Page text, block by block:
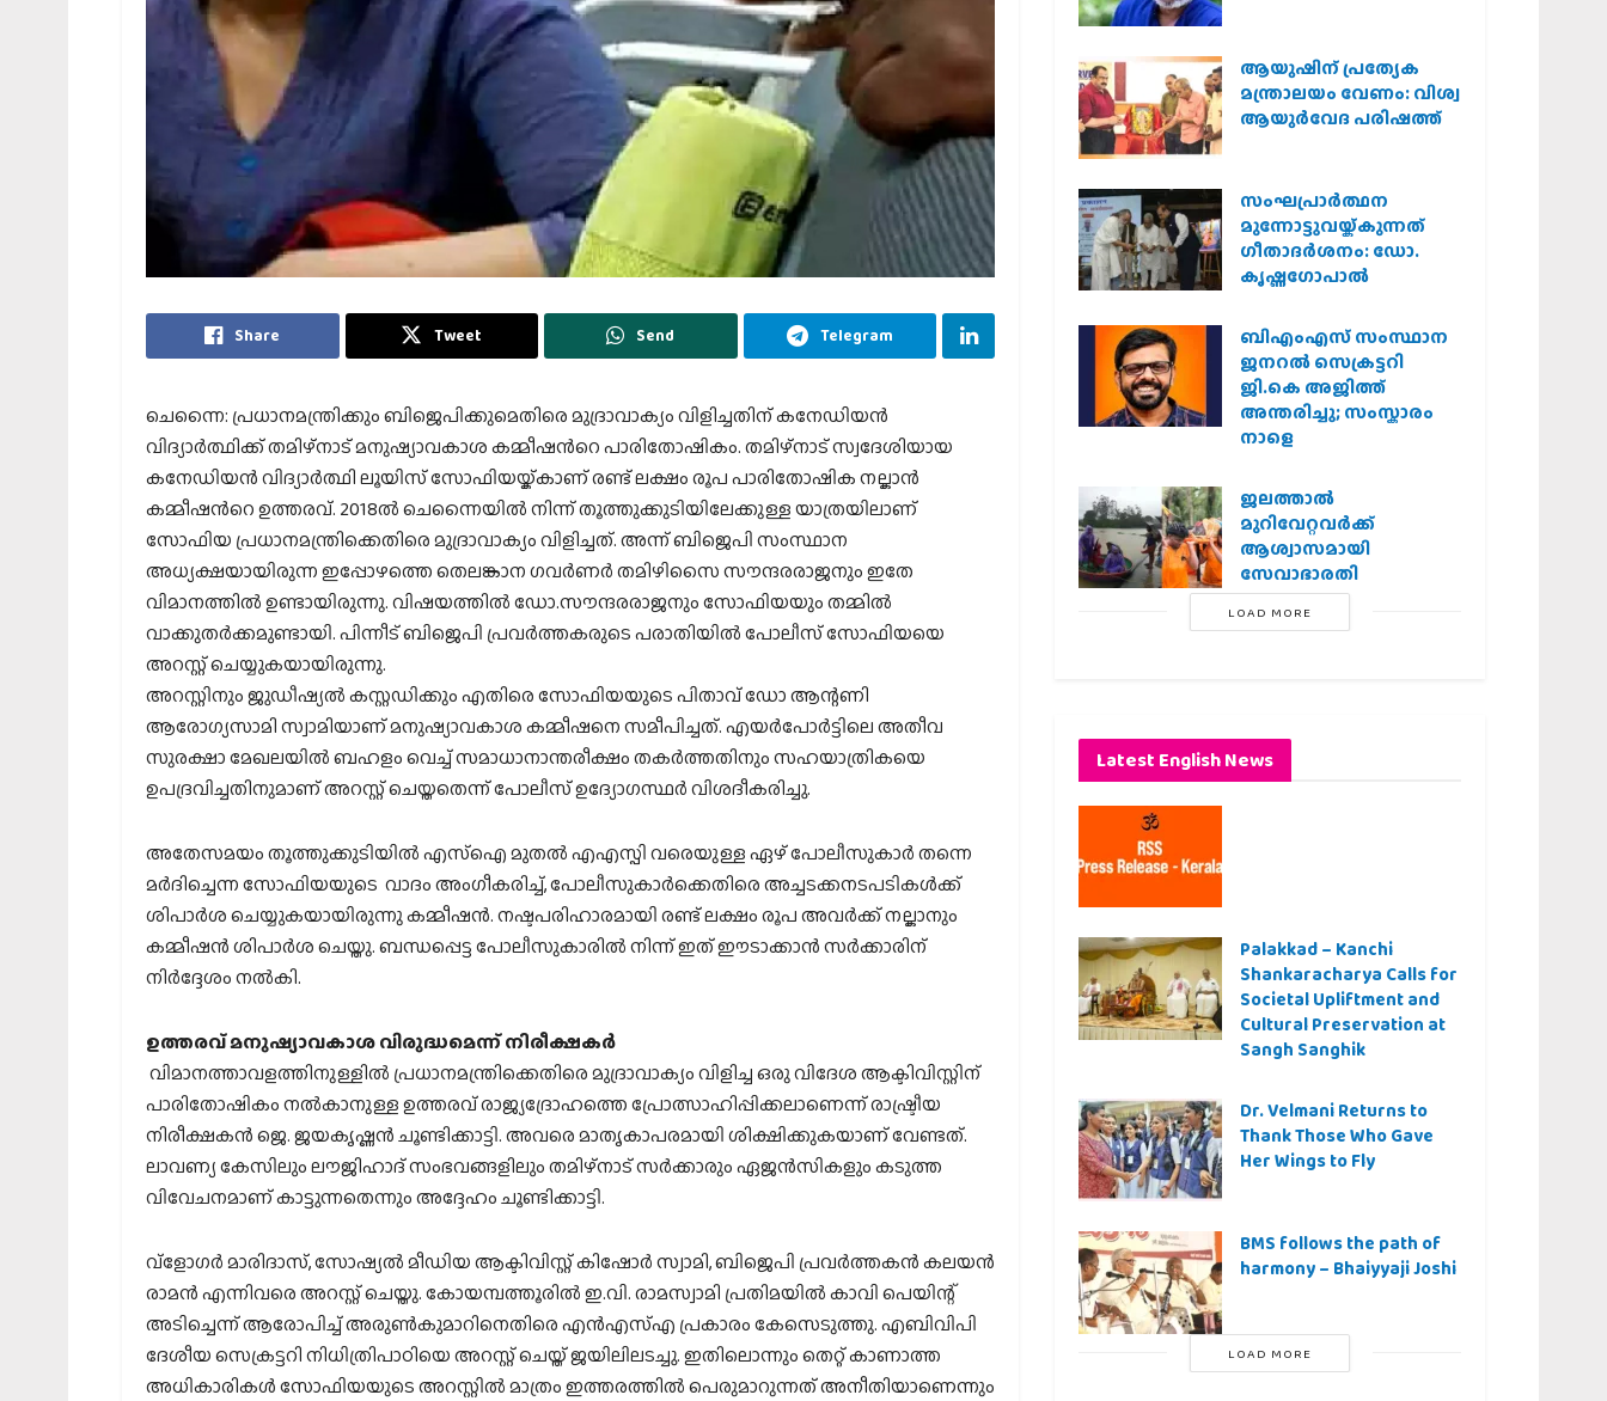
Share Tweet Send Telegram
ചെന്നൈ: പ്രധാനമന്ത്രിക്കും ബിജെപിക്കുമെതിരെ മുദ്രാവാക്യം വിളിച്ചതിന് കനേഡിയന്‍
വിദ്യാര്‍ത്ഥിക്ക് തമിഴ്‌നാട് മനുഷ്യാവകാശ കമ്മീഷന്‍റെ പാരിതോഷികം. തമിഴ്നാട് സ്വദേശിയായ
കനേഡിയന്‍ വിദ്യാര്‍ത്ഥി ലൂയിസ് സോഫിയയ്ക്കാണ് രണ്ട് ലക്ഷം രൂപ പാരിതോഷിക നല്കാന്‍
കമ്മീഷന്‍റെ ഉത്തരവ്. 2018ല്‍ ചെന്നൈയില്‍ നിന്ന് തൂത്തുക്കുടിയിലേക്കുള്ള യാത്രയിലാണ്
സോഫിയ പ്രധാനമന്ത്രിക്കെതിരെ മുദ്രാവാക്യം വിളിച്ചത്. അന്ന് ബിജെപി സംസ്ഥാന
അധ്യക്ഷയായിരുന്ന ഇപ്പോഴത്തെ തെലങ്കാന ഗവര്‍ണര്‍ തമിഴിസൈ സൗന്ദരരാജനും ഇതേ
വിമാനത്തില്‍ ഉണ്ടായിരുന്നു. വിഷയത്തില്‍ ഡോ.സൗന്ദരരാജനും സോഫിയയും തമ്മില്‍
വാക്കുതര്‍ക്കമുണ്ടായി. പിന്നീട് ബിജെപി പ്രവര്‍ത്തകരുടെ പരാതിയില്‍ പോലീസ് സോഫിയയെ
അറസ്റ്റ് ചെയ്യുകയായിരുന്നു.
അറസ്റ്റിനും ജുഡീഷ്യല്‍ കസ്റ്റഡിക്കും എതിരെ സോഫിയയുടെ പിതാവ് ഡോ ആന്റണി
ആരോഗ്യസാമി സ്വാമിയാണ് മനുഷ്യാവകാശ കമ്മീഷനെ സമീപിച്ചത്. എയര്‍പോര്‍ട്ടിലെ അതീവ
സുരക്ഷാ മേഖലയില്‍ ബഹളം വെച്ച് സമാധാനാന്തരീക്ഷം തകര്‍ത്തതിനും സഹയാത്രികയെ
ഉപദ്രവിച്ചതിനുമാണ് അറസ്റ്റ് ചെയ്തതെന്ന് പോലീസ് ഉദ്യോഗസ്ഥര്‍ വിശദീകരിച്ചു.
അതേസമയം തൂത്തുക്കുടിയില്‍ എസ്ഐ മുതല്‍ എഎസ്പി വരെയുള്ള ഏഴ് പോലീസുകാര്‍ തന്നെ
മര്‍ദിച്ചെന്ന സോഫിയയുടെ വാദം അംഗീകരിച്ച്, പോലീസുകാര്‍ക്കെതിരെ അച്ചടക്കനടപടികള്‍ക്ക്
ശിപാര്‍ശ ചെയ്യുകയായിരുന്നു കമ്മീഷന്‍. നഷ്ടപരിഹാരമായി രണ്ട് ലക്ഷം രൂപ അവര്‍ക്ക് നല്കാനും
കമ്മീഷന്‍ ശിപാര്‍ശ ചെയ്തു. ബന്ധപ്പെട്ട പോലീസുകാരില്‍ നിന്ന് ഇത് ഈടാക്കാന്‍ സര്‍ക്കാരിന്
നിര്‍ദ്ദേശം നല്‍കി.
ഉത്തരവ് മനുഷ്യാവകാശ വിരുദ്ധമെന്ന് നിരീക്ഷകര്‍
വിമാനത്താവളത്തിനുള്ളില്‍ പ്രധാനമന്ത്രിക്കെതിരെ മുദ്രാവാക്യം വിളിച്ച ഒരു വിദേശ ആക്ടിവിസ്റ്റിന്
പാരിതോഷികം നല്‍കാനുള്ള ഉത്തരവ് രാജ്യദ്രോഹത്തെ പ്രോത്സാഹിപ്പിക്കലാണെന്ന് രാഷ്ട്രീയ
നിരീക്ഷകന്‍ ജെ. ജയകൃഷ്ണന്‍ ചൂണ്ടിക്കാട്ടി. അവരെ മാതൃകാപരമായി ശിക്ഷിക്കുകയാണ് വേണ്ടത്.
ലാവണ്യ കേസിലും ലൗജിഹാദ് സംഭവങ്ങളിലും തമിഴ്‌നാട് സര്‍ക്കാരും ഏജന്‍സികളും കടുത്ത
വിവേചനമാണ് കാട്ടുന്നതെന്നും അദ്ദേഹം ചൂണ്ടിക്കാട്ടി.
വ്‌ളോഗര്‍ മാരിദാസ്, സോഷ്യല്‍ മീഡിയ ആക്ടിവിസ്റ്റ് കിഷോര്‍ സ്വാമി, ബിജെപി പ്രവര്‍ത്തകന്‍ കലയന്‍
രാമന്‍ എന്നിവരെ അറസ്റ്റ് ചെയ്തു. കോയമ്പത്തൂരില്‍ ഇ.വി. രാമസ്വാമി പ്രതിമയില്‍ കാവി പെയിന്റ്
അടിച്ചെന്ന് ആരോപിച്ച് അരുണ്‍കുമാറിനെതിരെ എന്‍എസ്എ പ്രകാരം കേസെടുത്തു. എബിവിപി
ദേശീയ സെക്രട്ടറി നിധിത്രിപാഠിയെ അറസ്റ്റ് ചെയ്ത് ജയിലിലടച്ചു. ഇതിലൊന്നും തെറ്റ് കാണാത്ത
അധികാരികള്‍ സോഫിയയുടെ അറസ്റ്റില്‍ മാത്രം ഇത്തരത്തില്‍ പെരുമാറുന്നത് അനീതിയാണെന്നും
ആയുഷിന് പ്രത്യേക
മന്ത്രാലയം വേണം: വിശ്വ
ആയുര്‍വേദ പരിഷത്ത്
സംഘപ്രാര്‍ത്ഥന
മുന്നോട്ടുവയ്ക്കുന്നത്
ഗീതാദര്‍ശനം: ഡോ.
കൃഷ്ണഗോപാല്‍
ബിഎംഎസ് സംസ്ഥാന
ജനറൽ സെക്രട്ടറി
ജി.കെ അജിത്ത്
അന്തരിച്ചു; സംസ്കാരം
നാളെ
ജലത്താല്‍
മുറിവേറ്റവര്‍ക്ക്
ആശ്വാസമായി
സേവാഭാരതി
LOAD MORE
Latest English News
Palakkad – Kanchi
Shankaracharya Calls for
Societal Upliftment and
Cultural Preservation at
Sangh Sanghik
Dr. Velmani Returns to
Thank Those Who Gave
Her Wings to Fly
BMS follows the path of
harmony – Bhaiyyaji Joshi
LOAD MORE